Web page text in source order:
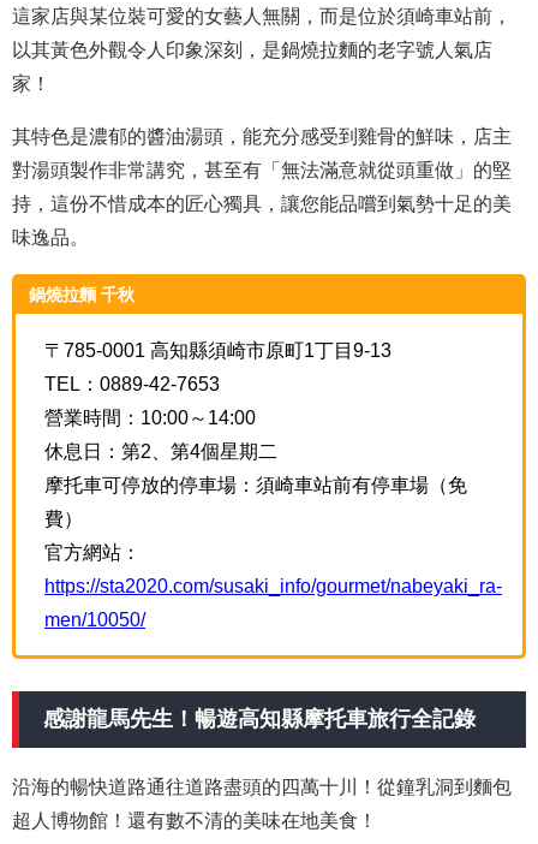
這家店與某位裝可愛的女藝人無關，而是位於須崎車站前，
以其黃色外觀令人印象深刻，是鍋燒拉麵的老字號人氣店
家！
其特色是濃郁的醬油湯頭，能充分感受到雞骨的鮮味，店主
對湯頭製作非常講究，甚至有「無法滿意就從頭重做」的堅
持，這份不惜成本的匠心獨具，讓您能品嚐到氣勢十足的美
味逸品。
鍋燒拉麵 千秋
〒785-0001 高知縣須崎市原町1丁目9-13
TEL：0889-42-7653
營業時間：10:00～14:00
休息日：第2、第4個星期二
摩托車可停放的停車場：須崎車站前有停車場（免
費）
官方網站：
https://sta2020.com/susaki_info/gourmet/nabeyaki_ra-
men/10050/
感謝龍馬先生！暢遊高知縣摩托車旅行全記錄
沿海的暢快道路通往道路盡頭的四萬十川！從鐘乳洞到麵包
超人博物館！還有數不清的美味在地美食！